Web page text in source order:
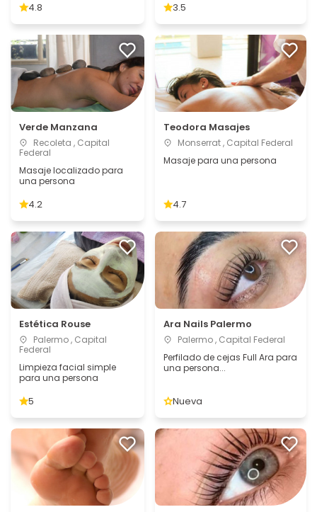
4.8 3.5
Verde Manzana
Recoleta , Capital
Federal
Masaje localizado para
una persona
4.2
Teodora Masajes
Monserrat , Capital Federal
Masaje para una persona
4.7
Estética Rouse
Palermo , Capital
Federal
Limpieza facial simple
para una persona
5
Ara Nails Palermo
Palermo , Capital Federal
Perfilado de cejas Full Ara para
una persona...
Nueva